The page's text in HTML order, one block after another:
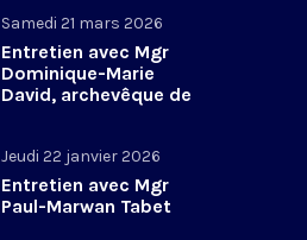
Samedi 21 mars 2026
Entretien avec Mgr
Dominique-Marie
David, archevêque de
Jeudi 22 janvier 2026
Entretien avec Mgr
Paul-Marwan Tabet